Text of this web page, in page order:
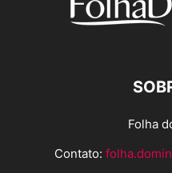
Folha
Contato: